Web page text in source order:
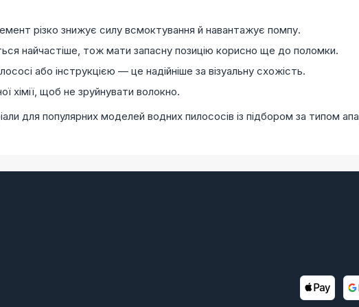
різко знижує силу всмоктування й навантажує помпу.
найчастіше, тож мати запасну позицію корисно ще до поломки.
або інструкцією — це надійніше за візуальну схожість.
хімії, щоб не зруйнувати волокно.
для популярних моделей водних пилососів із підбором за типом